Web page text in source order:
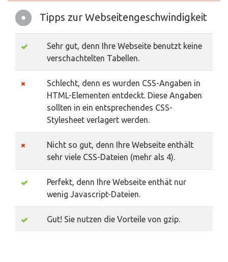
Tipps zur Webseitengeschwindigkeit
Sehr gut, denn Ihre Webseite benutzt keine
verschachtelten Tabellen.
Schlecht, denn es wurden CSS-Angaben in
HTML-Elementen entdeckt. Diese Angaben
sollten in ein entsprechendes CSS-
Stylesheet verlagert werden.
Nicht so gut, denn Ihre Webseite enthält
sehr viele CSS-Dateien (mehr als 4).
Perfekt, denn Ihre Webseite enthät nur
wenig Javascript-Dateien.
Gut! Sie nutzen die Vorteile von gzip.